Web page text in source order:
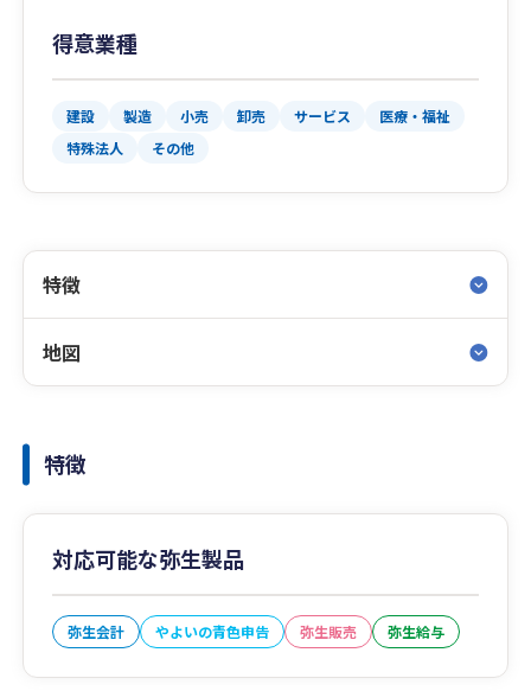
得意業種
建設 製造 小売 卸売 サービス
医療・福祉
特殊法人
その他
特徴
地図
特徴
対応可能な弥生製品
弥生会計 やよいの青色申告 弥生販売 弥生給与